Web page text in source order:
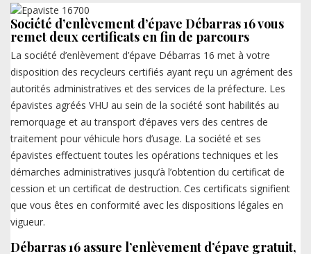
Société d’enlèvement d’épave Débarras 16 vous
remet deux certificats en fin de parcours
La société d’enlèvement d’épave Débarras 16 met à votre
disposition des recycleurs certifiés ayant reçu un agrément des
autorités administratives et des services de la préfecture. Les
épavistes agréés VHU au sein de la société sont habilités au
remorquage et au transport d’épaves vers des centres de
traitement pour véhicule hors d’usage. La société et ses
épavistes effectuent toutes les opérations techniques et les
démarches administratives jusqu’à l’obtention du certificat de
cession et un certificat de destruction. Ces certificats signifient
que vous êtes en conformité avec les dispositions légales en
vigueur.
Débarras 16 assure l’enlèvement d’épave gratuit,